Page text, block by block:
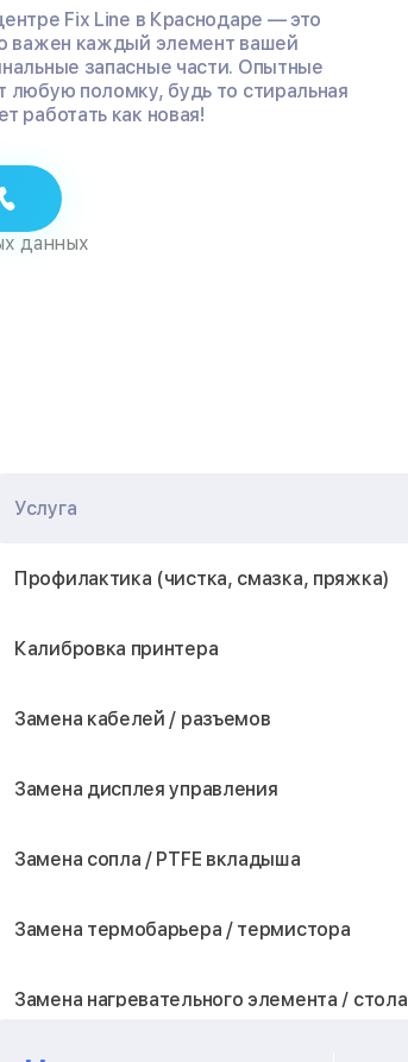
Fix Line в Краснодаре — это
важен каждый элемент вашей
запасные части. Опытные
любую поломку, будь то стиральная
работать как новая!
данных
Услуга
Профилактика (чистка, смазка, пряжка)
Калибровка принтера
Замена кабелей / разъемов
Замена дисплея управления
Замена сопла / PTFE вкладыша
Замена термобарьера / термистора
Замена нагревательного элемента / стола